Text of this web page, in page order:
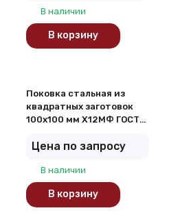
В наличии
В корзину
Поковка стальная из
квадратных заготовок
100х100 мм Х12МФ ГОСТ
Цена по запросу
В наличии
В корзину